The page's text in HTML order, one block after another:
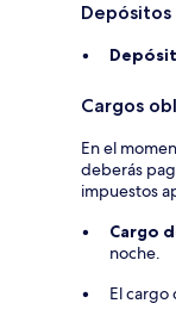
Cargos
En el
deberás
impuestos
Cargo
noche.
El cargo